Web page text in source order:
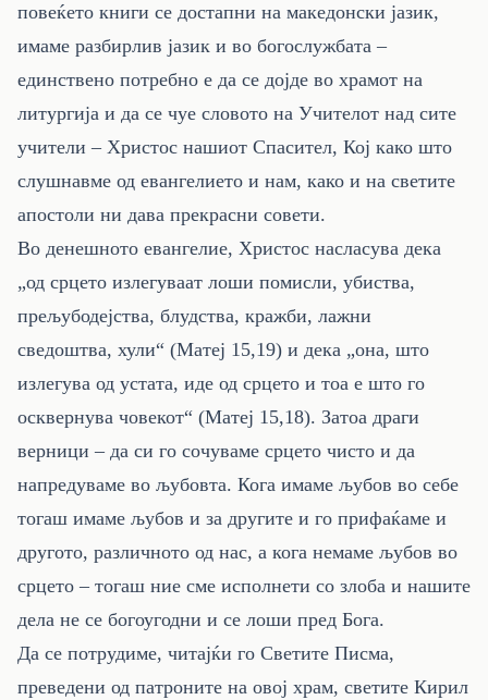
повеќето книги се достапни на македонски јазик,
имаме разбирлив јазик и во богослужбата –
единствено потребно е да се дојде во храмот на
литургија и да се чуе словото на Учителот над сите
учители – Христос нашиот Спасител, Кој како што
слушнавме од евангелието и нам, како и на светите
апостоли ни дава прекрасни совети.
Во денешното евангелие, Христос насласува дека
„од срцето излегуваат лоши помисли, убиства,
прељубодејства, блудства, кражби, лажни
сведоштва, хули“ (Матеј 15,19) и дека „она, што
излегува од устата, иде од срцето и тоа е што го
осквернува човекот“ (Матеј 15,18). Затоа драги
верници – да си го сочуваме срцето чисто и да
напредуваме во љубовта. Кога имаме љубов во себе
тогаш имаме љубов и за другите и го прифаќаме и
другото, различното од нас, а кога немаме љубов во
срцето – тогаш ние сме исполнети со злоба и нашите
дела не се богоугодни и се лоши пред Бога.
Да се потрудиме, читајќи го Светите Писма,
преведени од патроните на овој храм, светите Кирил